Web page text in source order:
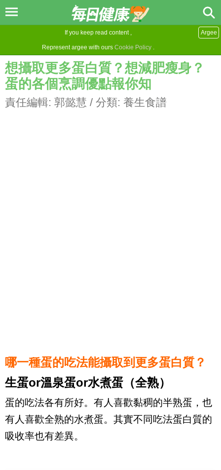
If you keep read content ,
Represent argee with ours Cookie Policy .
Argee
想攝取更多蛋白質？想減肥瘦身？
蛋的各個烹調優點報你知
責任編輯: 郭懿慧 / 分類: 養生食譜
哪一種蛋的吃法能攝取到更多蛋白質？
生蛋or溫泉蛋or水煮蛋（全熟）
蛋的吃法各有所好。有人喜歡黏稠的半熟蛋，也
有人喜歡全熟的水煮蛋。其實不同吃法蛋白質的
吸收率也有差異。